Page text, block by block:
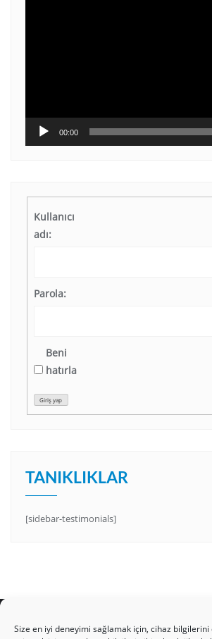
Size en iyi deneyimi sağlamak için, cihaz
00:00
Kullanıcı
adı:
Parola:
Beni
hatırla
Giriş yap
TANIKLIKLAR
[sidebar-testimonials]